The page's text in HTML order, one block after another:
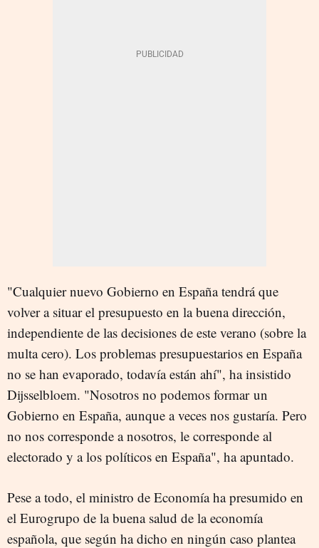
"Cualquier nuevo Gobierno en España tendrá que
volver a situar el presupuesto en la buena dirección,
independiente de las decisiones de este verano (sobre la
multa cero). Los problemas presupuestarios en España
no se han evaporado, todavía están ahí", ha insistido
Dijsselbloem. "Nosotros no podemos formar un
Gobierno en España, aunque a veces nos gustaría. Pero
no nos corresponde a nosotros, le corresponde al
electorado y a los políticos en España", ha apuntado.
Pese a todo, el ministro de Economía ha presumido en
el Eurogrupo de la buena salud de la economía
española, que según ha dicho en ningún caso plantea